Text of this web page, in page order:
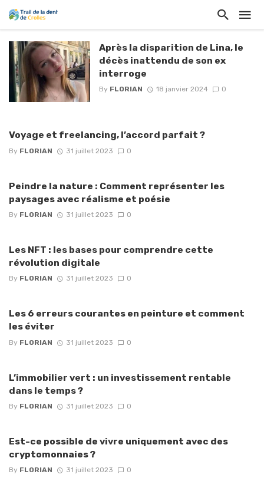
Après la disparition de Lina, le
décès inattendu de son ex
interroge
By FLORIAN 18 janvier 2024 0
Voyage et freelancing, l’accord parfait ?
By FLORIAN 31 juillet 2023 0
Peindre la nature : Comment représenter les
paysages avec réalisme et poésie
By FLORIAN 31 juillet 2023 0
Les NFT : les bases pour comprendre cette
révolution digitale
By FLORIAN 31 juillet 2023 0
Les 6 erreurs courantes en peinture et comment
les éviter
By FLORIAN 31 juillet 2023 0
L’immobilier vert : un investissement rentable
dans le temps ?
By FLORIAN 31 juillet 2023 0
Est-ce possible de vivre uniquement avec des
cryptomonnaies ?
By FLORIAN 31 juillet 2023 0